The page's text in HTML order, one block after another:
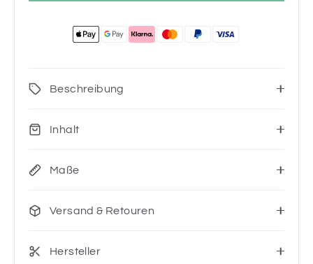
Beschreibung
Inhalt
Maße
Versand & Retouren
Hersteller